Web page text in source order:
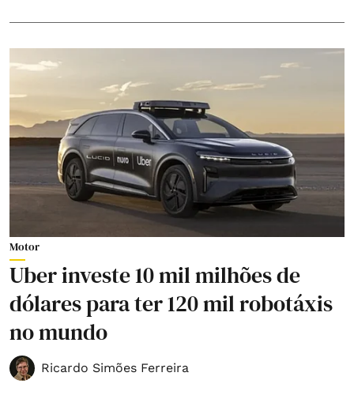
Motor
Uber investe 10 mil milhões de
dólares para ter 120 mil robotáxis
no mundo
Ricardo Simões Ferreira